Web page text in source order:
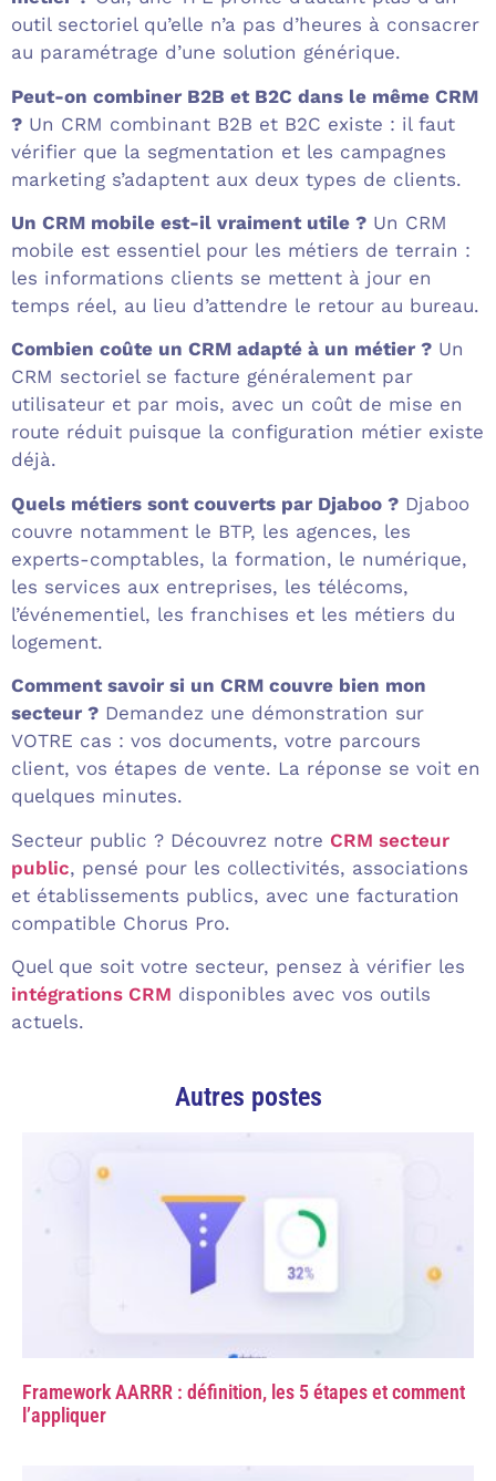
outil sectoriel qu’elle n’a pas d’heures à consacrer
au paramétrage d’une solution générique.
Peut-on combiner B2B et B2C dans le même CRM
? Un CRM combinant B2B et B2C existe : il faut
vérifier que la segmentation et les campagnes
marketing s’adaptent aux deux types de clients.
Un CRM mobile est-il vraiment utile ? Un CRM
mobile est essentiel pour les métiers de terrain :
les informations clients se mettent à jour en
temps réel, au lieu d’attendre le retour au bureau.
Combien coûte un CRM adapté à un métier ? Un
CRM sectoriel se facture généralement par
utilisateur et par mois, avec un coût de mise en
route réduit puisque la configuration métier existe
déjà.
Quels métiers sont couverts par Djaboo ? Djaboo
couvre notamment le BTP, les agences, les
experts-comptables, la formation, le numérique,
les services aux entreprises, les télécoms,
l’événementiel, les franchises et les métiers du
logement.
Comment savoir si un CRM couvre bien mon
secteur ? Demandez une démonstration sur
VOTRE cas : vos documents, votre parcours
client, vos étapes de vente. La réponse se voit en
quelques minutes.
Secteur public ? Découvrez notre CRM secteur
public, pensé pour les collectivités, associations
et établissements publics, avec une facturation
compatible Chorus Pro.
Quel que soit votre secteur, pensez à vérifier les
intégrations CRM disponibles avec vos outils
actuels.
Autres postes
Framework AARRR : définition, les 5 étapes et comment
l’appliquer